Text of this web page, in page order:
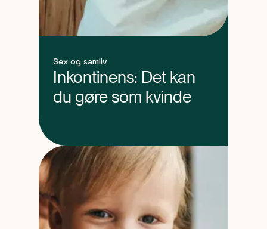
Sex og samliv
Inkontinens: Det kan
du gøre som kvinde